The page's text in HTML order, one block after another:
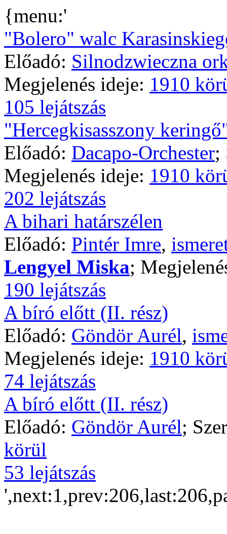
{menu:'
"Bolero" walc
Előadó: Silnodzwieczna
Megjelenés ideje: 1910
105 lejátszás
"Hercegkisasszony
Előadó: Dacapo-Orchester;
Megjelenés ideje: 1910
202 lejátszás
A bihari határszélen
Előadó: Pintér Imre,
Lengyel Miska;
190 lejátszás
A bíró előtt (II. rész)
Előadó: Göndör Aurél,
Megjelenés ideje: 1910
74 lejátszás
A bíró előtt (II. rész)
Előadó: Göndör Aurél;
körül
53 lejátszás